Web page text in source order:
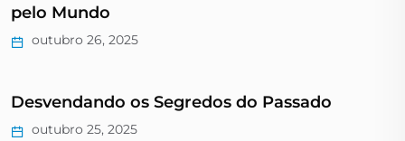
pelo Mundo
outubro 26, 2025
Desvendando os Segredos do Passado
outubro 25, 2025